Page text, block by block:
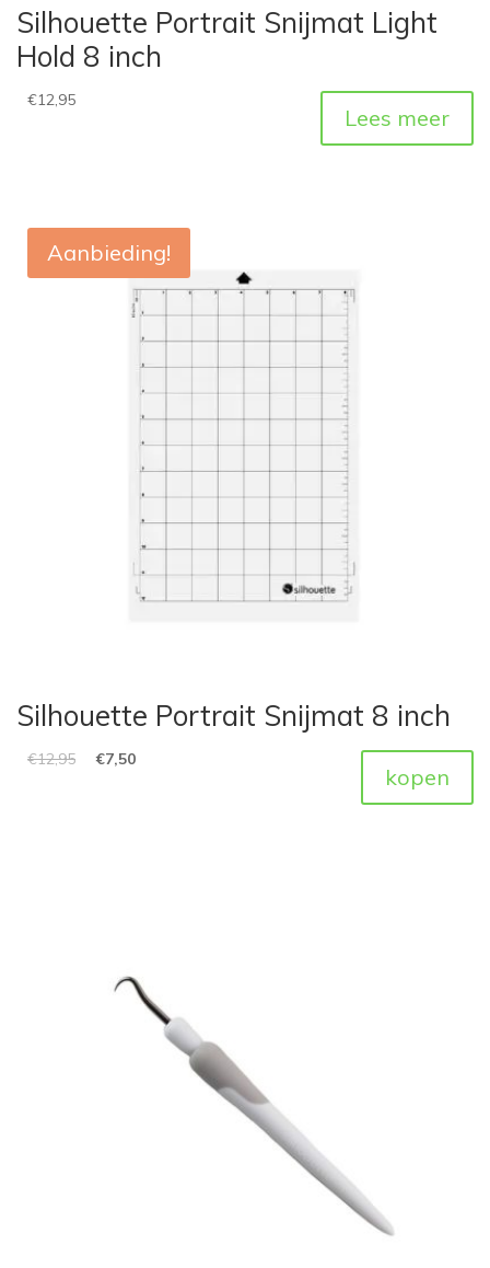
Silhouette Portrait Snijmat Light
Hold 8 inch
€12,95
Lees meer
Aanbieding!
Silhouette Portrait Snijmat 8 inch
€12,95 €7,50
kopen